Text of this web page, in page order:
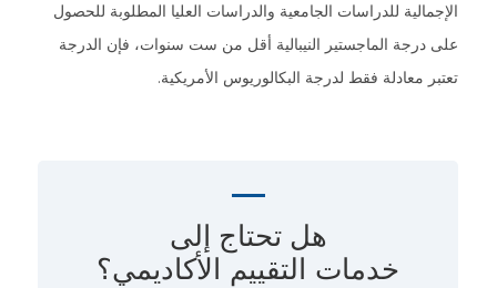
للدراسات الجامعية والدراسات العليا المطلوبة للحصول
الماجستير النيبالية أقل من ست سنوات، فإن الدرجة
معادلة فقط لدرجة البكالوريوس الأمريكية.
هل تحتاج إلى
خدمات التقييم الأكاديمي؟